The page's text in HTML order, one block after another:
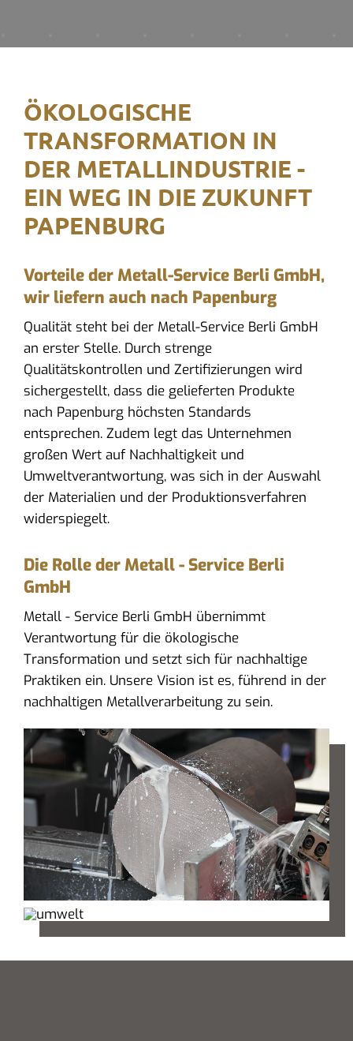
ÖKOLOGISCHE
TRANSFORMATION IN
DER METALLINDUSTRIE -
EIN WEG IN DIE ZUKUNFT
PAPENBURG
Vorteile der Metall-Service Berli GmbH,
wir liefern auch nach Papenburg
Qualität steht bei der Metall-Service Berli GmbH
an erster Stelle. Durch strenge
Qualitätskontrollen und Zertifizierungen wird
sichergestellt, dass die gelieferten Produkte
nach Papenburg höchsten Standards
entsprechen. Zudem legt das Unternehmen
großen Wert auf Nachhaltigkeit und
Umweltverantwortung, was sich in der Auswahl
der Materialien und der Produktionsverfahren
widerspiegelt.
Die Rolle der Metall - Service Berli
GmbH
Metall - Service Berli GmbH übernimmt
Verantwortung für die ökologische
Transformation und setzt sich für nachhaltige
Praktiken ein. Unsere Vision ist es, führend in der
nachhaltigen Metallverarbeitung zu sein.